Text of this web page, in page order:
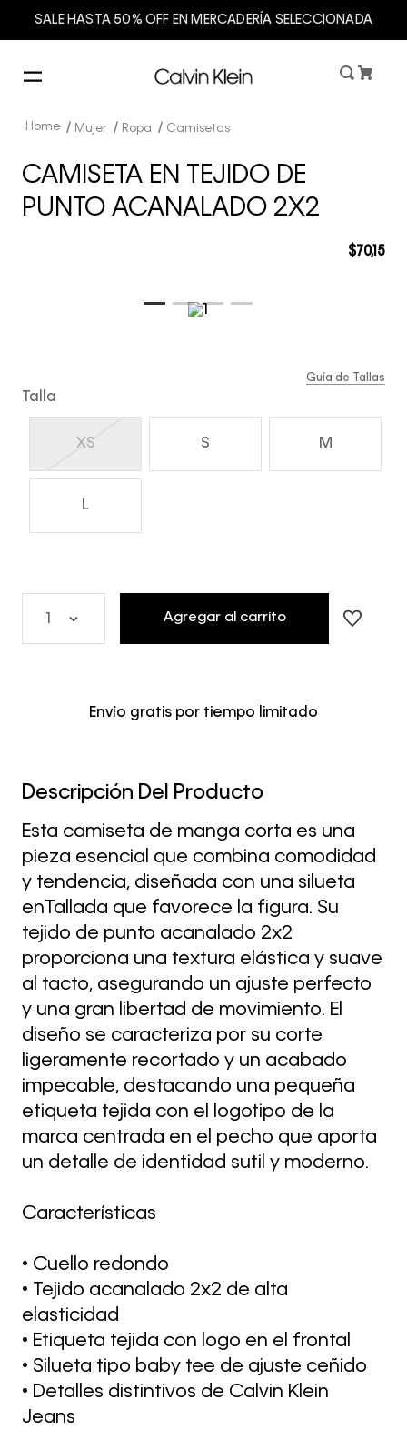
SALE HASTA 50% OFF EN MERCADERÍA SELECCIONADA
Mujer Ropa Camisetas
CAMISETA EN TEJIDO DE
PUNTO ACANALADO 2X2
$70,15
Talla
XS S M
L
Guía de Tallas
Agregar al carrito
Envío gratis por tiempo limitado
Descripción Del Producto
Esta camiseta de manga corta es una
pieza esencial que combina comodidad
y tendencia, diseñada con una silueta
enTallada que favorece la figura. Su
tejido de punto acanalado 2x2
proporciona una textura elástica y suave
al tacto, asegurando un ajuste perfecto
y una gran libertad de movimiento. El
diseño se caracteriza por su corte
ligeramente recortado y un acabado
impecable, destacando una pequeña
etiqueta tejida con el logotipo de la
marca centrada en el pecho que aporta
un detalle de identidad sutil y moderno.
Características
• Cuello redondo
• Tejido acanalado 2x2 de alta
elasticidad
• Etiqueta tejida con logo en el frontal
• Silueta tipo baby tee de ajuste ceñido
• Detalles distintivos de Calvin Klein
Jeans